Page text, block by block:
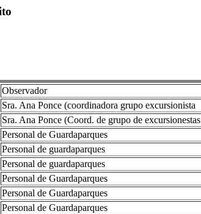
Observador
Sra. Ana Ponce (coordinadora grupo excursionista
Sra. Ana Ponce (Coord. de grupo de excursionestas
Personal de Guardaparques
Personal de guardaparques
Personal de guardaparques
Personal de Guardaparques
Personal de Guardaparques
Personal de Guardaparques